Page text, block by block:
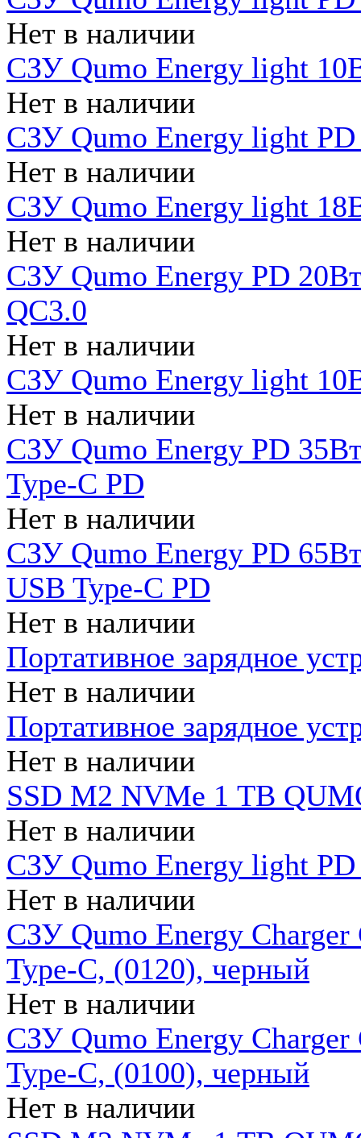
Нет в наличии
СЗУ Qumo Energy light
Нет в наличии
СЗУ Qumo Energy light
Нет в наличии
СЗУ Qumo Energy light
Нет в наличии
СЗУ Qumo Energy PD
QC3.0
Нет в наличии
СЗУ Qumo Energy light
Нет в наличии
СЗУ Qumo Energy PD
Type-C PD
Нет в наличии
СЗУ Qumo Energy PD
USB Type-C PD
Нет в наличии
Портативное зарядное
Нет в наличии
Портативное зарядное
Нет в наличии
SSD M2 NVMe 1 ТB
Нет в наличии
СЗУ Qumo Energy light PD
Нет в наличии
СЗУ Qumo Energy
Type-C, (0120), черный
Нет в наличии
СЗУ Qumo Energy
Type-C, (0100), черный
Нет в наличии